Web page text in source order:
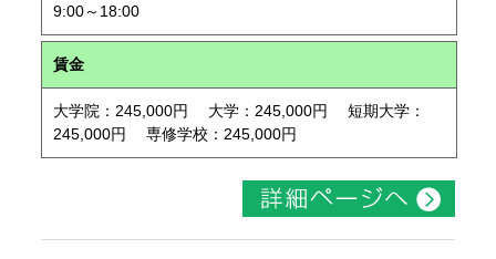
9:00～18:00
賃金
大学院：245,000円 大学：245,000円 短期大学：
245,000円 専修学校：245,000円